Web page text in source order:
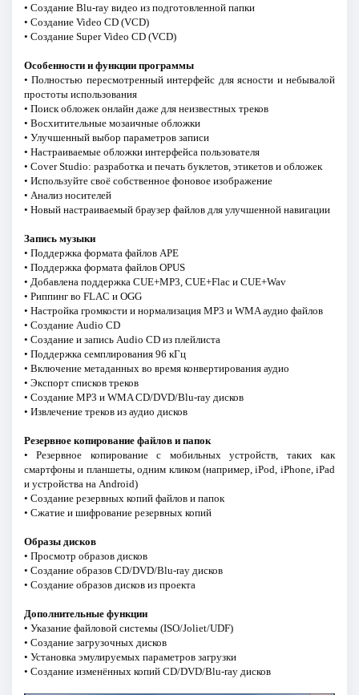
• Создание Blu-ray видео из подготовленной папки
• Создание Video CD (VCD)
• Создание Super Video CD (VCD)
Особенности и функции программы
• Полностью пересмотренный интерфейс для ясности и небывалой
простоты использования
• Поиск обложек онлайн даже для неизвестных треков
• Восхитительные мозаичные обложки
• Улучшенный выбор параметров записи
• Настраиваемые обложки интерфейса пользователя
• Cover Studio: разработка и печать буклетов, этикетов и обложек
• Используйте своё собственное фоновое изображение
• Анализ носителей
• Новый настраиваемый браузер файлов для улучшенной навигации
Запись музыки
• Поддержка формата файлов APE
• Поддержка формата файлов OPUS
• Добавлена поддержка CUE+MP3, CUE+Flac и CUE+Wav
• Риппинг во FLAC и OGG
• Настройка громкости и нормализация MP3 и WMA аудио файлов
• Создание Audio CD
• Создание и запись Audio CD из плейлиста
• Поддержка семплирования 96 кГц
• Включение метаданных во время конвертирования аудио
• Экспорт списков треков
• Создание MP3 и WMA CD/DVD/Blu-ray дисков
• Извлечение треков из аудио дисков
Резервное копирование файлов и папок
• Резервное копирование с мобильных устройств, таких как
смартфоны и планшеты, одним кликом (например, iPod, iPhone, iPad
и устройства на Android)
• Создание резервных копий файлов и папок
• Сжатие и шифрование резервных копий
Образы дисков
• Просмотр образов дисков
• Создание образов CD/DVD/Blu-ray дисков
• Создание образов дисков из проекта
Дополнительные функции
• Указание файловой системы (ISO/Joliet/UDF)
• Создание загрузочных дисков
• Установка эмулируемых параметров загрузки
• Создание изменённых копий CD/DVD/Blu-ray дисков